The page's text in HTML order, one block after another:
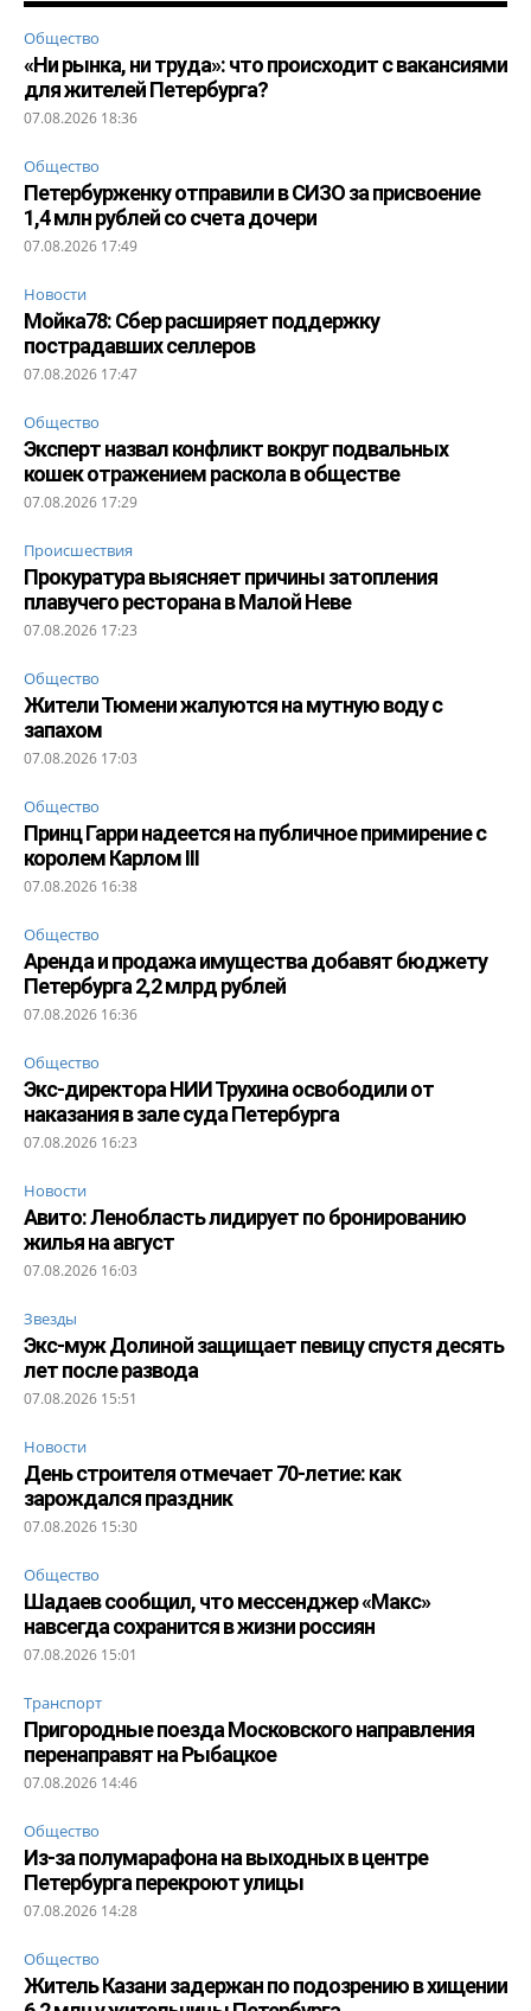
Общество
«Ни рынка, ни труда»: что происходит с вакансиями
для жителей Петербурга?
07.08.2026 18:36
Общество
Петербурженку отправили в СИЗО за присвоение
1,4 млн рублей со счета дочери
07.08.2026 17:49
Новости
Мойка78: Сбер расширяет поддержку
пострадавших селлеров
07.08.2026 17:47
Общество
Эксперт назвал конфликт вокруг подвальных
кошек отражением раскола в обществе
07.08.2026 17:29
Происшествия
Прокуратура выясняет причины затопления
плавучего ресторана в Малой Неве
07.08.2026 17:23
Общество
Жители Тюмени жалуются на мутную воду с
запахом
07.08.2026 17:03
Общество
Принц Гарри надеется на публичное примирение с
королем Карлом III
07.08.2026 16:38
Общество
Аренда и продажа имущества добавят бюджету
Петербурга 2,2 млрд рублей
07.08.2026 16:36
Общество
Экс-директора НИИ Трухина освободили от
наказания в зале суда Петербурга
07.08.2026 16:23
Новости
Авито: Ленобласть лидирует по бронированию
жилья на август
07.08.2026 16:03
Звезды
Экс-муж Долиной защищает певицу спустя десять
лет после развода
07.08.2026 15:51
Новости
День строителя отмечает 70-летие: как
зарождался праздник
07.08.2026 15:30
Общество
Шадаев сообщил, что мессенджер «Макс»
навсегда сохранится в жизни россиян
07.08.2026 15:01
Транспорт
Пригородные поезда Московского направления
перенаправят на Рыбацкое
07.08.2026 14:46
Общество
Из-за полумарафона на выходных в центре
Петербурга перекроют улицы
07.08.2026 14:28
Общество
Житель Казани задержан по подозрению в хищении